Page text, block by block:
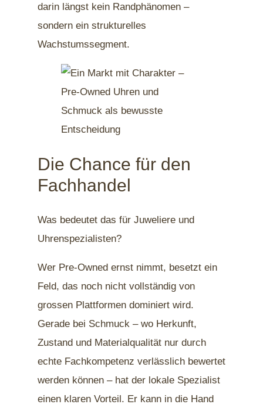
darin längst kein Randphänomen –
sondern ein strukturelles
Wachstumssegment.
Die Chance für den
Fachhandel
Was bedeutet das für Juweliere und
Uhrenspezialisten?
Wer Pre-Owned ernst nimmt, besetzt ein
Feld, das noch nicht vollständig von
grossen Plattformen dominiert wird.
Gerade bei Schmuck – wo Herkunft,
Zustand und Materialqualität nur durch
echte Fachkompetenz verlässlich bewertet
werden können – hat der lokale Spezialist
einen klaren Vorteil. Er kann in die Hand